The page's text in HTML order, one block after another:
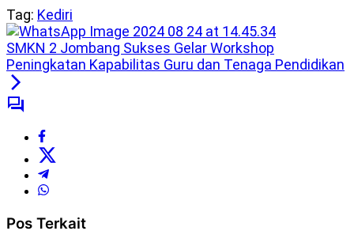
Tag: Kediri
SMKN 2 Jombang Sukses Gelar Workshop
Peningkatan Kapabilitas Guru dan Tenaga Pendidikan
Pos Terkait